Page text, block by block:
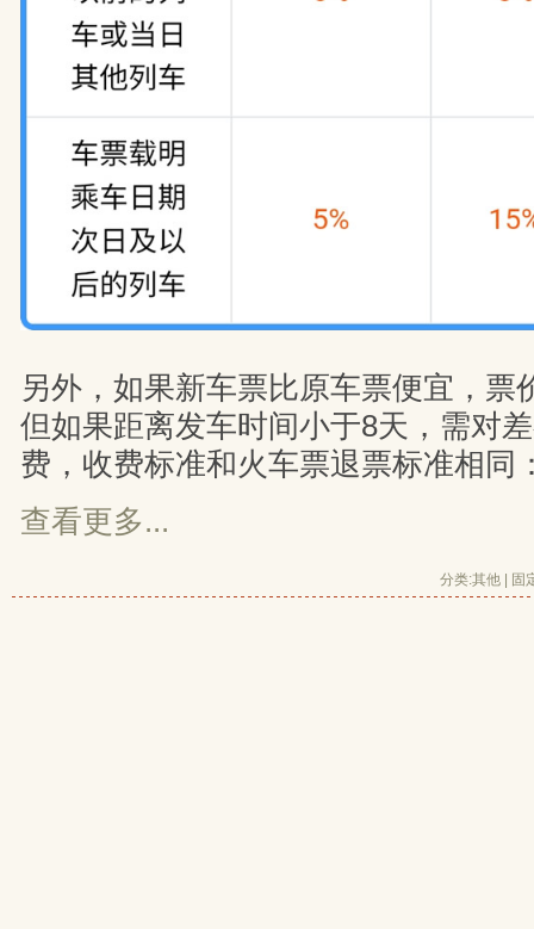
另外，如果新车票比原车票便宜，票
但如果距离发车时间小于8天，需对
费，收费标准和火车票退票标准相同
查看更多...
分类:其他 固